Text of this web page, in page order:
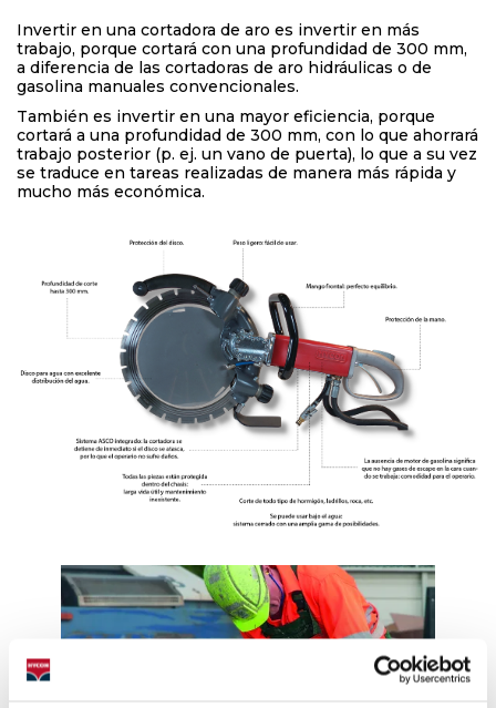
Invertir en una cortadora de aro es invertir en más
trabajo, porque cortará con una profundidad de 300 mm,
a diferencia de las cortadoras de aro hidráulicas o de
gasolina manuales convencionales.
También es invertir en una mayor eficiencia, porque
cortará a una profundidad de 300 mm, con lo que ahorrará
trabajo posterior (p. ej. un vano de puerta), lo que a su vez
se traduce en tareas realizadas de manera más rápida y
mucho más económica.